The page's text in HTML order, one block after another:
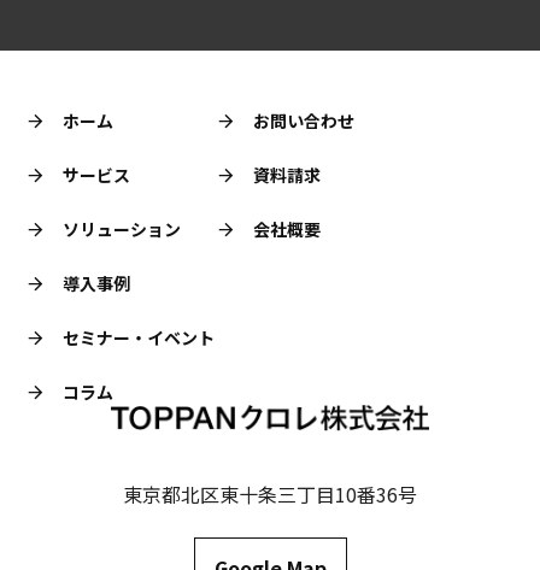
東京都北区東十条三丁目10番36号
ホーム
サービス
ソリューション
導入事例
セミナー・イベント
コラム
お問い合わせ
資料請求
会社概要